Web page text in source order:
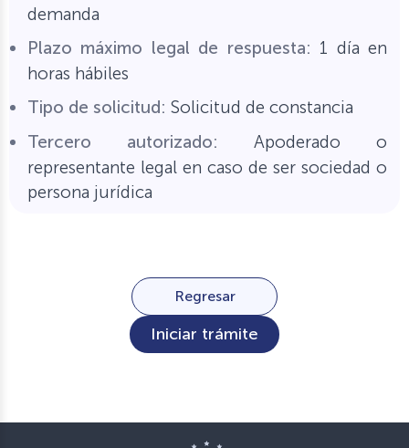
demanda
Plazo máximo legal de respuesta: 1 día en
horas hábiles
Tipo de solicitud: Solicitud de constancia
Tercero autorizado:
Apoderado o
representante legal en caso de ser sociedad o
persona jurídica
Regresar
Iniciar trámite